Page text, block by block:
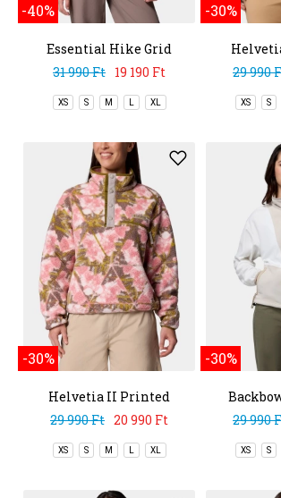
-40%
Essential Hike Grid
Fleece Half Zip
31 990 Ft 19 190 Ft
XS S M L XL
-30%
29 990
XS S
-30%
Helvetia II Printed
Cropped Half Snap
29 990 Ft 20 990 Ft
XS S M L XL
-30%
29 990
XS S